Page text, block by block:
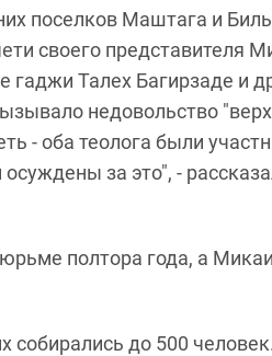
поселков Маштага и
своего представителя
гаджи Талех Багирзаде и
недовольство
- оба теолога были
за это", -
полтора года, а
собирались до 500